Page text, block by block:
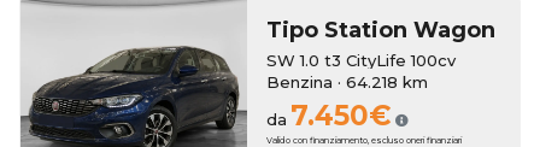
Tipo Station Wagon
SW 1.0 t3 CityLife 100cv
Benzina · 64.218 km
da 7.450€
Valido con finanziamento, escluso oneri finanziari